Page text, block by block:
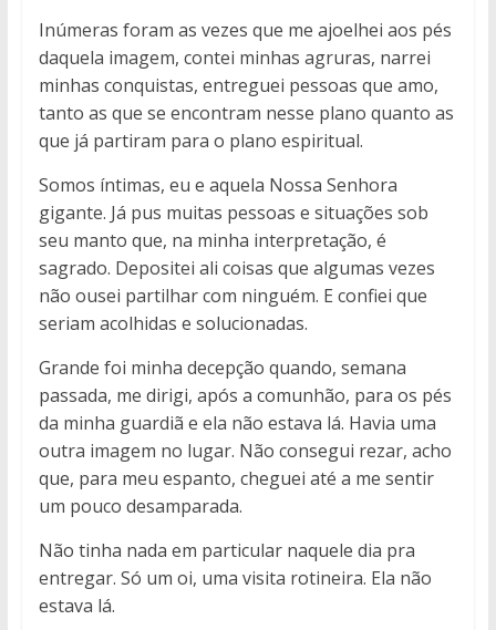
Inúmeras foram as vezes que me ajoelhei aos pés
daquela imagem, contei minhas agruras, narrei
minhas conquistas, entreguei pessoas que amo,
tanto as que se encontram nesse plano quanto as
que já partiram para o plano espiritual.
Somos íntimas, eu e aquela Nossa Senhora
gigante. Já pus muitas pessoas e situações sob
seu manto que, na minha interpretação, é
sagrado. Depositei ali coisas que algumas vezes
não ousei partilhar com ninguém. E confiei que
seriam acolhidas e solucionadas.
Grande foi minha decepção quando, semana
passada, me dirigi, após a comunhão, para os pés
da minha guardiã e ela não estava lá. Havia uma
outra imagem no lugar. Não consegui rezar, acho
que, para meu espanto, cheguei até a me sentir
um pouco desamparada.
Não tinha nada em particular naquele dia pra
entregar. Só um oi, uma visita rotineira. Ela não
estava lá.